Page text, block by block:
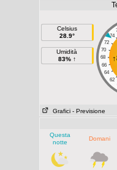
Celsius
28.9°
Umidità
83% ↑
74
72
70
68
66
64
62
↑
Grafici - Previsione
Questa
notte
Domani